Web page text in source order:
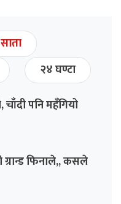
२४ घण्टा
पनि महँगियो
फिनाले,, कसले